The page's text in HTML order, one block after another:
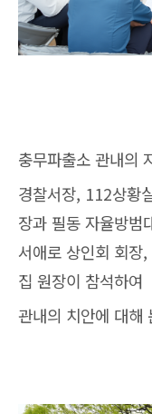
충무파출소 관내의
경찰서장, 112상황
장과 필동 자율방범
서애로 상인회 회장
집 원장이 참석하여
관내의 치안에 대해